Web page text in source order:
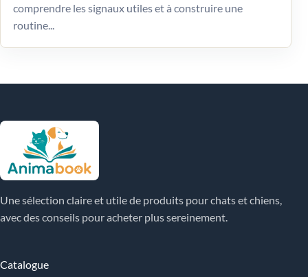
comprendre les signaux utiles et à construire une
routine...
Une sélection claire et utile de produits pour chats et chiens,
avec des conseils pour acheter plus sereinement.
Catalogue